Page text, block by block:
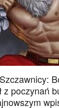
z poczynań